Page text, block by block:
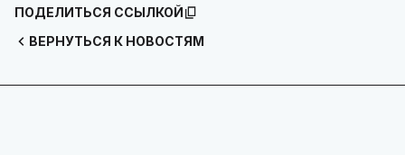
ВЕРНУТЬСЯ К НОВОСТЯМ
ПОДЕЛИТЬСЯ ССЫЛКОЙ